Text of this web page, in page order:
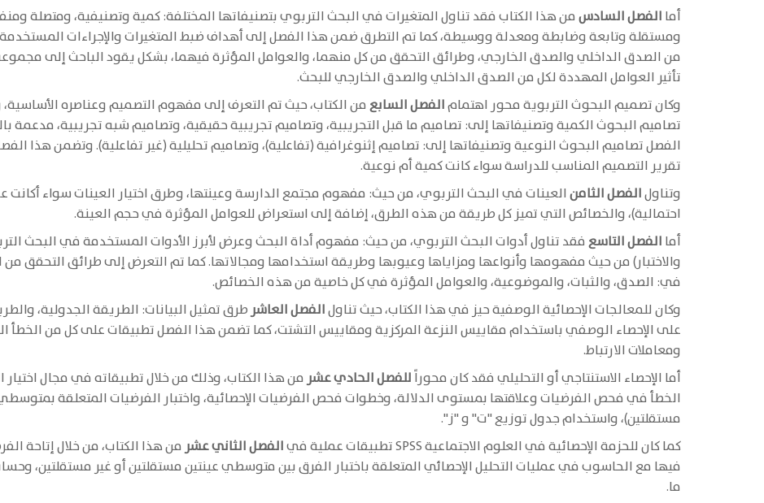
أما الفصل السادس من هذا الكتاب فقد تناول المتغيرات في البحث التربوي بتصنيفاتها المختلفة: كمية وتصنيفية، ومتصلة
ومستقلة وتابعة وضابطة ومعدلة ووسيطة، كما تم التطرق ضمن هذا الفصل إلى أهداف ضبط المتغيرات والإجراءات
من الصدق الداخلي والصدق الخارجي، وطرائق التحقق من كل منهما، والعوامل المؤثرة فيهما، بشكل يقود الباحث إلى
تأثير العوامل المهددة لكل من الصدق الداخلي والصدق الخارجي للبحث.
وكان تصميم البحوث التربوية محور اهتمامالفصل السابع من الكتاب، حيث تم التعرف إلى مفهوم التصميم وعناصره
تصاميم البحوث الكمية وتصنيفاتها إلى: تصاميم ما قبل التجريبية، وتصاميم تجريبية حقيقية، وتصاميم شبه تجريبية، مدعمة
الفصل تصاميم البحوث النوعية وتصنيفاتها إلى: تصاميم إثنوغرافية (تفاعلية)، وتصاميم تحليلية (غير تفاعلية). وتضمن هذا
تقرير التصميم المناسب للدراسة سواء كانت كمية أم نوعية.
وتناولالفصل الثامن العينات في البحث التربوي، من حيث: مفهوم مجتمع الدارسة وعينتها، وطرق اختيار العينات سواء أكانت
احتمالية)، والخصائص التي تميز كل طريقة من هذه الطرق، إضافة إلى استعراض للعوامل المؤثرة في حجم العينة.
أما الفصل التاسع فقد تناول أدوات البحث التربوي، من حيث: مفهوم أداة البحث وعرض لأبرز الأدوات المستخدمة في البحث
والاختبار) من حيث مفهومها وأنواعها ومزاياها وعيوبها وطريقة استخدامها ومجالاتها. كما تم التعرض إلى طرائق التحقق من
في: الصدق، والثبات، والموضوعية، والعوامل المؤثرة في كل خاصية من هذه الخصائص.
وكان للمعالجات الإحصائية الوصفية حيز في هذا الكتاب، حيث تناولالفصل العاشر طرق تمثيل البيانات: الطريقة الجدولية،
على الإحصاء الوصفي باستخدام مقاييس النزعة المركزية ومقاييس التشتت، كما تضمن هذا الفصل تطبيقات على كل من الخطأ
ومعاملات الارتباط.
أما الإحصاء الاستنتاجي أو التحليلي فقد كان محوراًللفصل الحادي عشر من هذا الكتاب، وذلك من خلال تطبيقاته في مجال اختيار
الخطأ في فحص الفرضيات وعلاقتها بمستوى الدلالة، وخطوات فحص الفرضيات الإحصائية، واختبار الفرضيات المتعلقة بمتوسطي
مستقلتين)، واستخدام جدول توزيع "ت" و "ز".
كما كان للحزمة الإحصائية في العلوم الاجتماعية SPSS تطبيقات عملية في
الفصل الثاني عشر من هذا الكتاب، من خلال إتاحة
فيها مع الحاسوب في عمليات التحليل الإحصائي المتعلقة باختبار الفرق بين متوسطي عينتين مستقلتين أو غير مستقلتين،
ما.